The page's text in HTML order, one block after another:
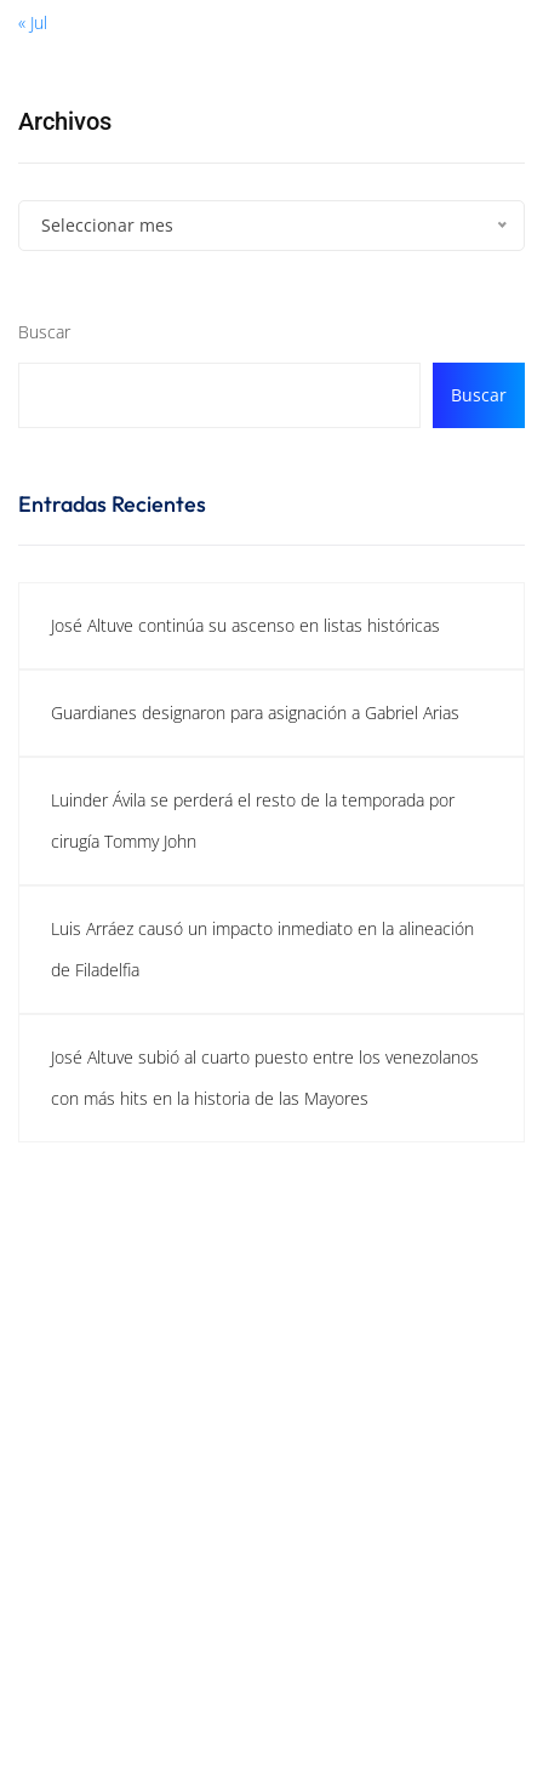
« Jul
Archivos
Seleccionar mes
Buscar
Buscar
Entradas Recientes
José Altuve continúa su ascenso en listas históricas
Guardianes designaron para asignación a Gabriel Arias
Luinder Ávila se perderá el resto de la temporada por
cirugía Tommy John
Luis Arráez causó un impacto inmediato en la alineación
de Filadelfia
José Altuve subió al cuarto puesto entre los venezolanos
con más hits en la historia de las Mayores